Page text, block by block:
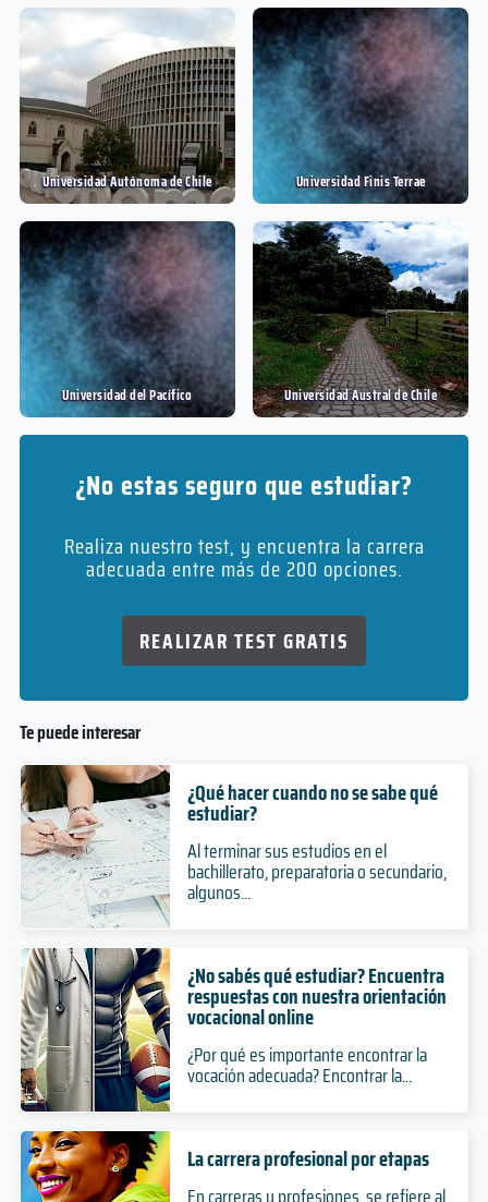
Universidad Autónoma de Chile Universidad Finis Terrae
Universidad del Pací­fico Universidad Austral de Chile
¿No estas seguro que estudiar?
Realiza nuestro test, y encuentra la carrera
adecuada entre más de 200 opciones.
REALIZAR TEST GRATIS
Te puede interesar
¿Qué hacer cuando no se sabe qué
estudiar?
Al terminar sus estudios en el
bachillerato, preparatoria o secundario,
algunos...
¿No sabés qué estudiar? Encuentra
respuestas con nuestra orientación
vocacional online
¿Por qué es importante encontrar la
vocación adecuada? Encontrar la...
La carrera profesional por etapas